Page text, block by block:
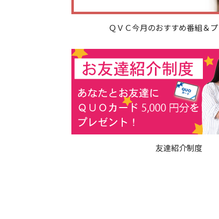
ＱＶＣ今月のおすすめ番組＆
友達紹介制度